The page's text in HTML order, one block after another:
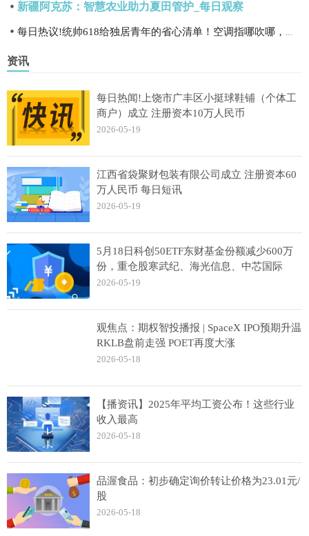
新疆阿克苏：智慧农业助力夏田管护_每日观察
资讯
每日热闻!上饶市广丰区小挺球鞋铺（个体工
商户）成立 注册资本10万人民币
2026-05-19
江西省袋聚财包装有限公司成立 注册资本60
万人民币 每日短讯
2026-05-19
5月18日科创50ETF东财基金份额减少600万
份，重仓股寒武纪、海光信息、中芯国际
2026-05-19
观焦点：期权智投播报 | SpaceX IPO预期升温
RKLB盘前走强 POET再度大涨
2026-05-18
【播资讯】2025年平均工资公布！这些行业
收入最高
2026-05-18
品渥食品：初步确定询价转让价格为23.01元/
股
2026-05-18